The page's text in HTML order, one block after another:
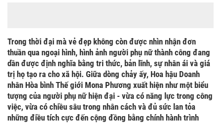
Trong thời đại mà vẻ đẹp không còn được nhìn nhận đơn
thuần qua ngoại hình, hình ảnh người phụ nữ thành công đang
dần được định nghĩa bằng tri thức, bản lĩnh, sự nhân ái và giá
trị họ tạo ra cho xã hội. Giữa dòng chảy ấy, Hoa hậu Doanh
nhân Hòa bình Thế giới Mona Phương xuất hiện như một biểu
tượng của người phụ nữ hiện đại - vừa có năng lực trong công
việc, vừa có chiều sâu trong nhân cách và đủ sức lan tỏa
những điều tích cực đến cộng đồng bằng chính hành trình